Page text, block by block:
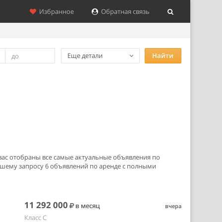
Избранное Обратная связь
Еще детали Найти
отобраны все самые актуальные объявления по
запросу 6 объявлений по аренде с полными
11 292 000 в месяц вчера
Класс C